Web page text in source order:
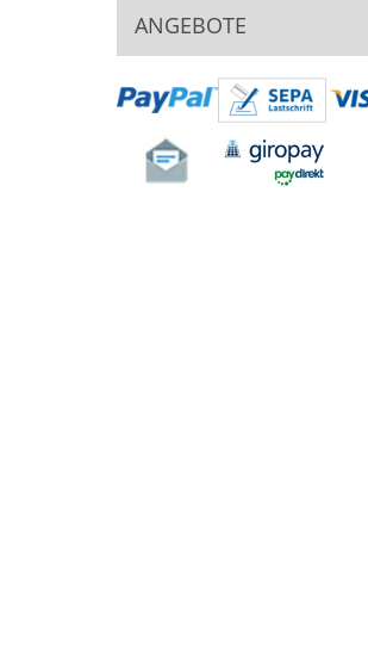
ANGEBOTE